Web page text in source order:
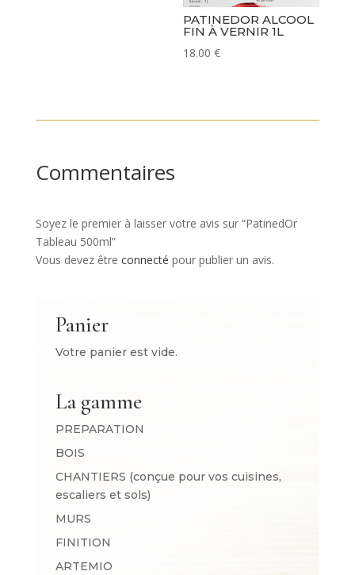
PATINEDOR ALCOOL
FIN À VERNIR 1L
18.00€
Commentaires
Soyez le premier à laisser votre avis sur “PatinedOr
Tableau 500ml”
Vous devez être connecté pour publier un avis.
Panier
Votre panier est vide.
La gamme
PREPARATION
BOIS
CHANTIERS (conçue pour vos cuisines,
escaliers et sols)
MURS
FINITION
ARTEMIO